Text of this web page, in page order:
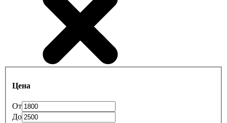
Цена
От
До